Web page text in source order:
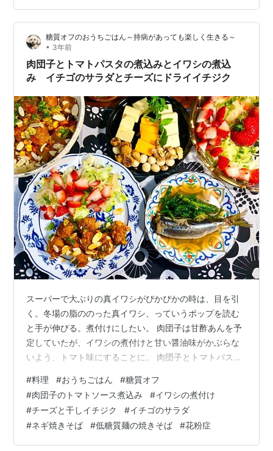
度のオーブンで２０分焼く。黒コショウとクレイジーソ
ルトをお好みで。 クリスタル…
糖質オフのおうちごはん～持病があっても楽しく生きる～
• 3年前
肉団子とトマトパスタの煮込みとイワシの煮込
み イチゴのサラダとチーズにドライイチジク
スーパーで大ぶりの真イワシがぴかぴかの時は、目を引
く。冬場の脂ののった真イワシ、っていうポップを読む
と手が伸びる。煮付けにしたい。 肉団子は甘酢あんを予
定していたが、イワシの煮付けと甘い醤油味がかぶらな
いよう、トマト味にすることに。 肉団子とトマトパスタ
マトソース煮込み 真イワシの煮つけ イチゴのサラダ お
つまみ 昼食 低糖質麺のネギ焼きそば ひとこと 本日くし
ゃみが出る･･･ 夕食 肉団子のトマトソース煮込み ○肉団
子（合い挽き肉・玉ねぎ・卵・サイリウム（オオバコフ
ァイバー）・低糖質パン粉・塩・コショウ・ナツメ
#料理 #おうちごはん #糖質オフ
#肉団子のトマトソース煮込み #イワシの煮付け
#チーズと干しイチジク #イチゴのサラダ
#ネギ焼きそば #低糖質麺の焼きそば #花粉症